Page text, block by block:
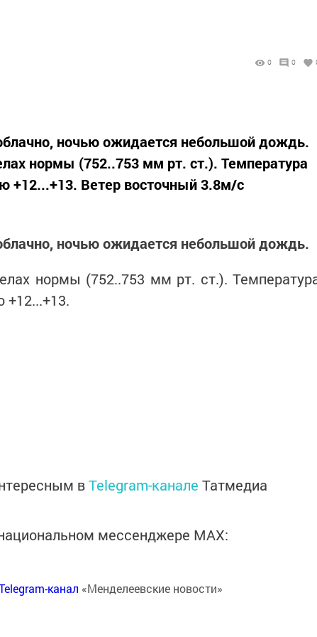
0 0
ночью ожидается небольшой дождь.
нормы (752..753 мм рт. ст.). Температура
+12...+13. Ветер восточный 3.8м/с
ночью ожидается небольшой дождь.
нормы (752..753 мм рт. ст.).
+12...+13.
вTelegram-канале Татмедиа
мессенджере MАХ:
канал «Менделеевские новости»